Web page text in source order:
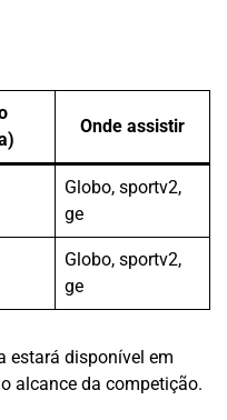
Onde assistir
Globo, sportv2,
ge
Globo, sportv2,
ge
estará disponível em
alcance da competição.